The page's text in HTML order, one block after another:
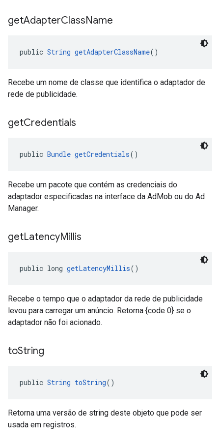
getAdapterClassName
public String getAdapterClassName()
Recebe um nome de classe que identifica o adaptador de
rede de publicidade.
getCredentials
public Bundle getCredentials()
Recebe um pacote que contém as credenciais do
adaptador especificadas na interface da AdMob ou do Ad
Manager.
getLatencyMillis
public long getLatencyMillis()
Recebe o tempo que o adaptador da rede de publicidade
levou para carregar um anúncio. Retorna {code 0} se o
adaptador não foi acionado.
toString
public String toString()
Retorna uma versão de string deste objeto que pode ser
usada em registros.